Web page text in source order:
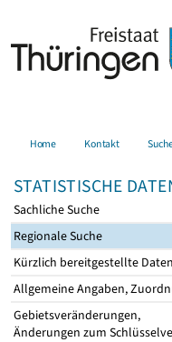
Home Kontakt
STATISTISCHE
Sachliche Suche
Regionale Suche
Kürzlich bereitgestellte Daten
Allgemeine Angaben,
Gebietsveränderungen,
Änderungen zum